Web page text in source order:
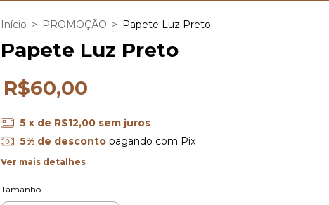
Início > PROMOÇÃO > Papete Luz Preto
Papete Luz Preto
R$60,00
5 x de R$12,00 sem juros
5% de descontopagando com Pix
Ver mais detalhes
Tamanho